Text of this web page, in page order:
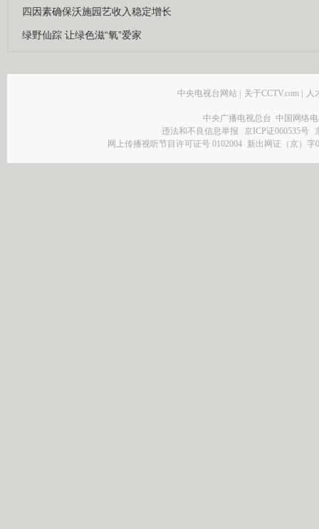
四因素确保沃施园艺收入稳定增长
绿野仙踪 让绿色滋“氧”爱家
中央电视台网站 关于CCTV.com 人
中央广播电视总台 中国网络
违法和不良信息举报
京ICP证060535号
网上传播视听节目许可证号 0102004 新出网证（京）